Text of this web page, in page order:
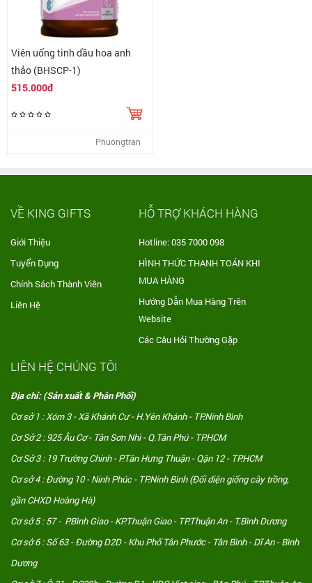
Viên uống tinh dầu hoa anh
thảo (BHSCP-1)
515.000đ
Phuongtran
VỀ KING GIFTS
Giới Thiệu
Tuyển Dụng
Chính Sách Thành Viên
Liên Hệ
HỖ TRỢ KHÁCH HÀNG
Hotline: 035 7000 098
HÌNH THỨC THANH TOÁN KHI
MUA HÀNG
Hướng Dẫn Mua Hàng Trên
Website
Các Câu Hỏi Thường Gặp
LIÊN HỆ CHÚNG TÔI
Địa chỉ: (Sản xuất & Phân Phối)
Cơ sở 1 : Xóm 3 - Xã Khánh Cư - H.Yên Khánh - TP.Ninh Bình
Cơ Sở 2 : 925 Âu Cơ - Tân Sơn Nhì - Q.Tân Phú - TP.HCM
Cơ Sở 3 : 19 Trường Chinh - P.Tân Hưng Thuận - Qận 12 - TP.HCM
Cơ sở 4 : Đường 10 - Ninh Phúc - TP.Ninh Bình (Đối diện giống cây trồng,
gần CHXD Hoàng Hà)
Cơ sở 5 : 57 - P.Bình Giao - KP.Thuận Giao - TP.Thuận An - T.Bình Dương
Cơ sở 6 : Số 63 - Đường D2D - Khu Phố Tân Phước - Tân Bình - Dĩ An - Bình
Dương